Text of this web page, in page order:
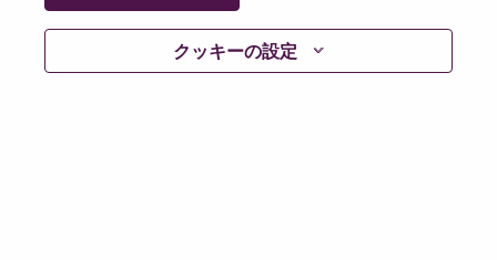
クッキーの設定
Lenovo.com